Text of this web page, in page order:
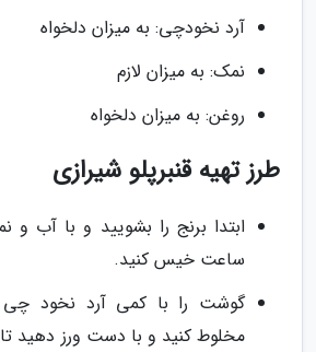
آرد نخودچی: به میزان دلخواه
نمک: به میزان لازم
روغن: به میزان دلخواه
طرز تهیه قنبرپلو شیرازی
ساعت خیس کنید.
گوشت را با کمی آرد نخود
مخلوط کنید و با دست ورز دهید